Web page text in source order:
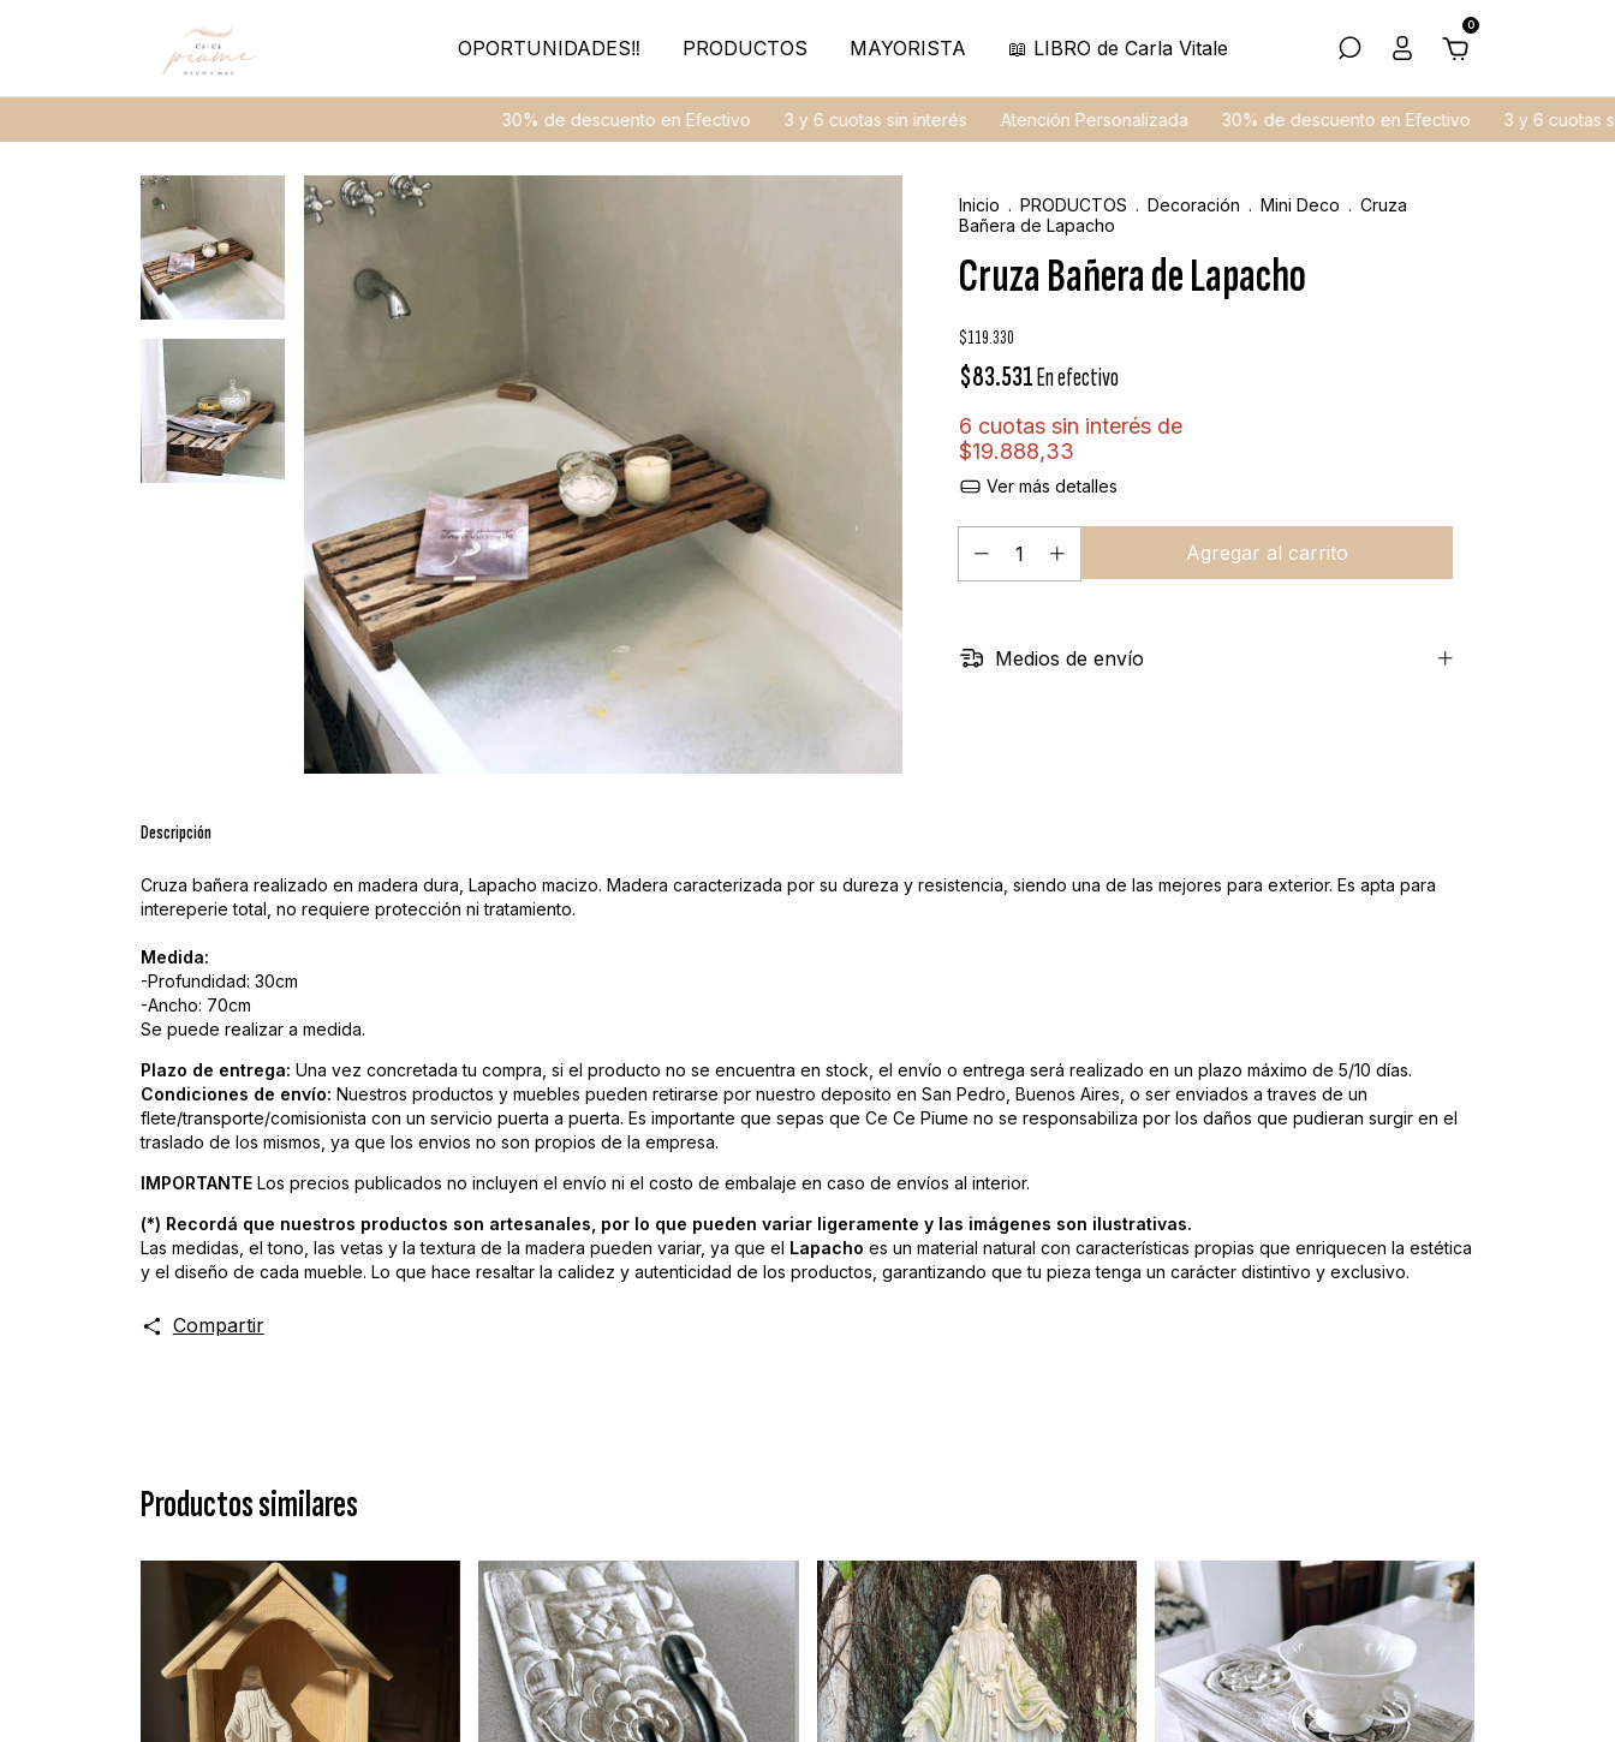
OPORTUNIDADES‼️ PRODUCTOS MAYORISTA 📖 LIBRO de Carla Vitale
0
30% de descuento en Efectivo 3 y 6 cuotas sin interés Atención Personalizada 30% de descuento en Efectivo 3 y 6 cuotas sin
Inicio . PRODUCTOS . Decoración . Mini Deco . Cruza
Bañera de Lapacho
Cruza Bañera de Lapacho
$119.330
$83.531En efectivo
6 cuotas sin interés de
$19.888,33
Ver más detalles
Medios de envío
Descripción
Cruza bañera realizado en madera dura, Lapacho macizo. Madera caracterizada por su dureza y resistencia, siendo una de las mejores para exterior. Es apta para
intereperie total, no requiere protección ni tratamiento.
Medida:
-Profundidad: 30cm
-Ancho: 70cm
Se puede realizar a medida.
Plazo de entrega: Una vez concretada tu compra, si el producto no se encuentra en stock, el envío o entrega será realizado en un plazo máximo de 5/10 días.
Condiciones de envío: Nuestros productos y muebles pueden retirarse por nuestro deposito en San Pedro, Buenos Aires, o ser enviados a traves de un
flete/transporte/comisionista con un servicio puerta a puerta. Es importante que sepas que Ce Ce Piume no se responsabiliza por los daños que pudieran surgir en el
traslado de los mismos, ya que los envios no son propios de la empresa.
IMPORTANTE Los precios publicados no incluyen el envío ni el costo de embalaje en caso de envíos al interior.
(*) Recordá que nuestros productos son artesanales, por lo que pueden variar ligeramente y las imágenes son ilustrativas.
Las medidas, el tono, las vetas y la textura de la madera pueden variar, ya que el Lapacho es un material natural con características propias que enriquecen la estética
y el diseño de cada mueble. Lo que hace resaltar la calidez y autenticidad de los productos, garantizando que tu pieza tenga un carácter distintivo y exclusivo.
Compartir
Productos similares